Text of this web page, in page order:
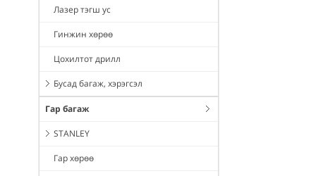
Лазер тэгш ус
Гинжин хөрөө
Цохилтот дрилл
Бусад багаж, хэрэгсэл
Гар багаж
STANLEY
Гар хөрөө